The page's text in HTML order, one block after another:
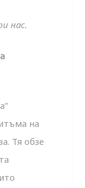
нас.
на
Тя обзе